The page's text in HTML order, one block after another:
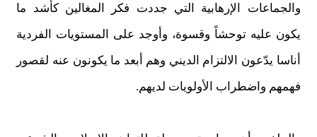
والجماعات الإرهابية التي جددت فكر المغالين كأشد ما
يكون عليه توحشاً وقسوة، وأوجد على المستويات الفردية
أناسا يدّعون الالتزام الديني وهم أبعد ما يكونون عنه لقصور
فهمهم واضطراب الأولويات لديهم.